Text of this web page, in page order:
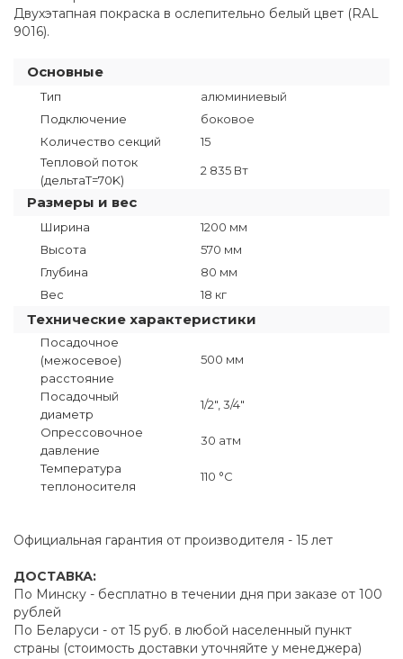
Двухэтапная покраска в ослепительно белый цвет (RAL
9016).
Основные
Тип
алюминиевый
Подключение
боковое
Количество секций
15
Тепловой поток
(дельтаT=70K)
2 835 Вт
Размеры и вес
Ширина
1200 мм
Высота
570 мм
Глубина
80 мм
Вес
18 кг
Технические характеристики
Посадочное
(межосевое)
расстояние
500 мм
Посадочный
диаметр
1/2", 3/4"
Опрессовочное
давление
30 атм
Температура
теплоносителя
110 °C
Официальная гарантия от производителя - 15 лет
ДОСТАВКА:
По Минску - бесплатно в течении дня при заказе от 100
рублей
По Беларуси - от 15 руб. в любой населенный пункт
страны (стоимость доставки уточняйте у менеджера)